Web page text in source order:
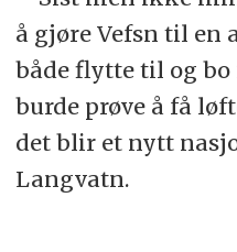
å gjøre Vefsn til
både flytte til og bo
burde prøve å få
det blir et nytt
Langvatn.